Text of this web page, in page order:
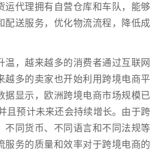
运代理拥有自营仓库和车队，能够
配送服务，优化物流流程，降低成
温，越来越多的消费者通过互联网
越多的卖家也开始利用跨境电商平
据显示，欧洲跨境电商市场规模已
且预计未来还会持续增长。由于跨
不同货币、不同语言和不同法规等
服务的质量和效率对于跨境电商的